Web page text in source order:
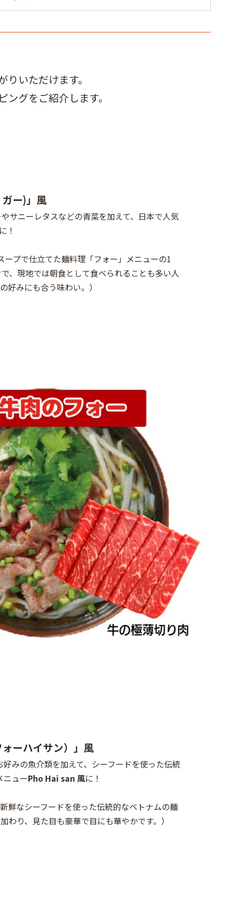
いただけます。
グをご紹介します。
ガー)」風
サニーレタスなどの青菜を加えて、日本で人気
！
ープで仕立てた麺料理「フォー」メニューの1
、現地では朝食として食べられることも多い人
好みにも合う味わい。）
ーハイサン）」風
みの魚介類を加えて、シーフードを使った伝統
ニューPho Hai san 風に！
新鮮なシーフードを使った伝統的なベトナムの麺
わり、見た目も豪華で目にも華やかです。）